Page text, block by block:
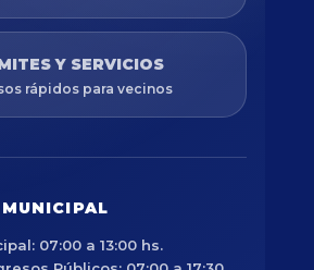
Y SERVICIOS
rápidos para vecinos
07:00 a 13:00 hs.